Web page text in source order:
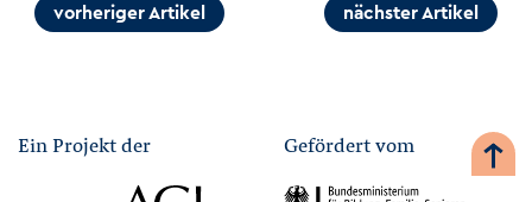
vorheriger Artikel nächster Artikel
Ein Projekt der Gefördert vom